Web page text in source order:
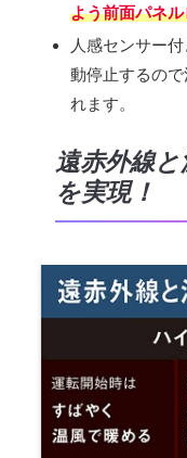
よう前面パネ
人感センサー
動停止するの
れます。
遠赤外線
を実現！